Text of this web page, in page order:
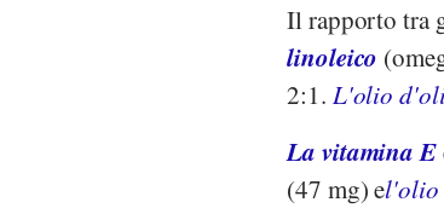
Il rapporto tra
linoleico
2:1. L'olio
La vitamina E
(47 mg) el'olio